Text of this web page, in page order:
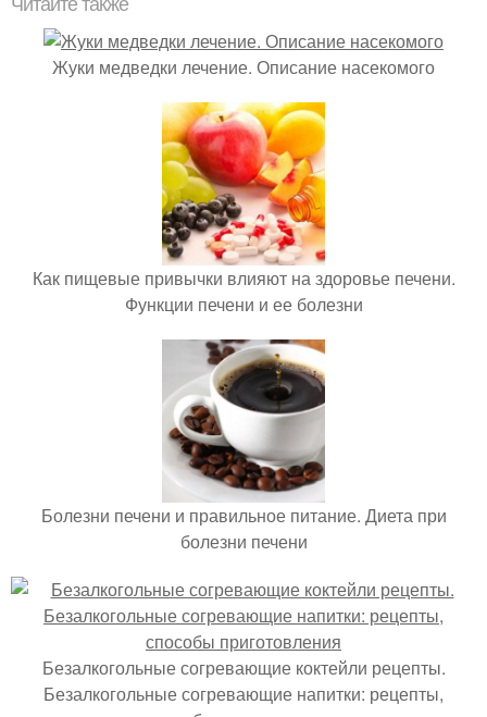
Читайте также
Жуки медведки лечение. Описание насекомого
Как пищевые привычки влияют на здоровье печени.
Функции печени и ее болезни
Болезни печени и правильное питание. Диета при
болезни печени
Безалкогольные согревающие коктейли рецепты.
Безалкогольные согревающие напитки: рецепты,